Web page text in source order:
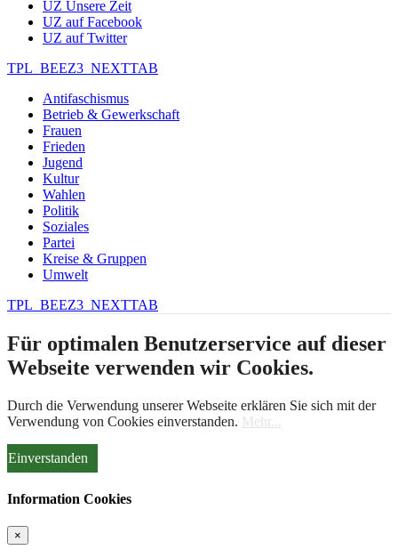
UZ Unsere Zeit
UZ auf Facebook
UZ auf Twitter
TPL_BEEZ3_NEXTTAB
Antifaschismus
Betrieb & Gewerkschaft
Frauen
Frieden
Jugend
Kultur
Wahlen
Politik
Soziales
Partei
Kreise & Gruppen
Umwelt
TPL_BEEZ3_NEXTTAB
Für optimalen Benutzerservice auf dieser
Webseite verwenden wir Cookies.
Durch die Verwendung unserer Webseite erklären Sie sich mit der
Verwendung von Cookies einverstanden. Mehr...
Einverstanden
Information Cookies
×